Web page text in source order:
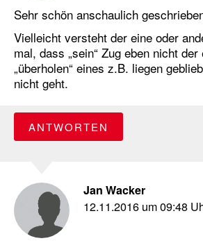
Sehr schön anschaulich
Vielleicht versteht der eine oder
mal, dass „sein“ Zug eben nicht
„überholen“ eines z.B. liegen
nicht geht.
ANTWORTEN
Jan Wacker
12.11.2016 um 09:48